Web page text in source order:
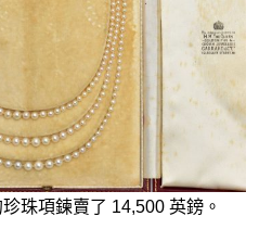
珠項鍊賣了 14,500 英鎊。